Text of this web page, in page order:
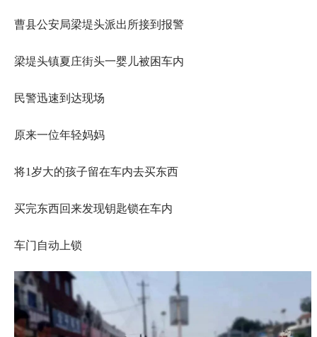
曹县公安局梁堤头派出所接到报警
梁堤头镇夏庄街头一婴儿被困车内
民警迅速到达现场
原来一位年轻妈妈
将1岁大的孩子留在车内去买东西
买完东西回来发现钥匙锁在车内
车门自动上锁